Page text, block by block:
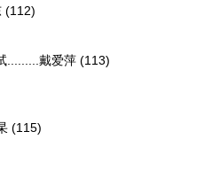
(112)
戴爱萍 (113)
(115)